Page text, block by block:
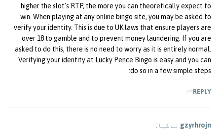
higher the slot’s RTP, the more you can theoretically expect to
win. When playing at any online bingo site, you may be asked to
verify your identity. This is due to UK laws that ensure players are
over 18 to gamble and to prevent money laundering. If you are
asked to do this, there is no need to worry as it is entirely normal.
Verifying your identity at Lucky Pence Bingo is easy and you can
do so in a few simple steps:
REPLY
gzyrhrojn نے کہا: